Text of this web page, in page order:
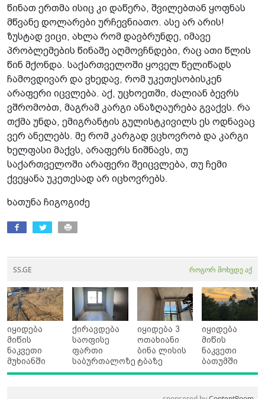
წინათ ერთმა ისიც კი დაწერა, შვილებთან ყოფნას
მწვანე დოლარები ურჩევნიათო. ასე არ არის!
ზუსტად ვიცი, ახლა რომ დავბრუნდე, იმავე
პრობლემების წინაშე აღმოვჩნდები, რაც ათი წლის
წინ მქონდა. საქართველოში ყოველ წელიწადს
ჩამოვდივარ და ვხედავ, რომ უკეთესობისკენ
არაფერი იცვლება. აქ, უცხოეთში, ძალიან ბევრს
ვშრომობთ, მაგრამ კარგი ანაზღაურება გვაქვს. რა
თქმა უნდა, ემიგრანტის გულისტკივილს ეს ოდნავაც
ვერ ანელებს. მე რომ კარგად ვცხოვრობ და კარგი
ხელფასი მაქვს, არაფერს ნიშნავს, თუ
საქართველოში არაფერი შეიცვლება, თუ ჩემი
ქვეყანა უკეთესად არ იცხოვრებს.
ხათუნა ჩიგოგიძე
SS.GE როგორ მოხვდე აქ
იყიდება
მიწის
ნაკვეთი
მუხიანში
ქირავდება
საოფისე
ფართი
საბურთალოზე
იყიდება 3
ოთახიანი
ბინა ლისის
ტბაზე
იყიდება
მიწის
ნაკვეთი
ბათუმში